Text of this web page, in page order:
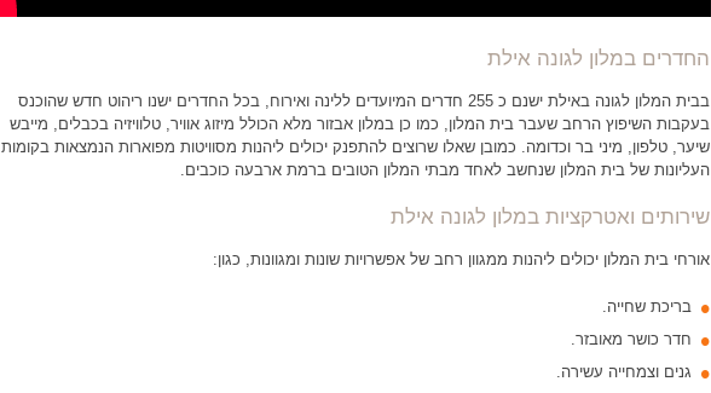
החדרים במלון לגונה אילת
בבית המלון לגונה באילת ישנם כ 255 חדרים המיועדים ללינה ואירוח, בכל החדרים ישנו ריהוט חדש שהוכנס
בעקבות השיפוץ הרחב שעבר בית המלון, כמו כן במלון אבזור מלא הכולל מיזוג אוויר, טלוויזיה בכבלים, מייבש
שיער, טלפון, מיני בר וכדומה. כמובן שאלו שרוצים להתפנק יכולים ליהנות מסוויטות מפוארות הנמצאות בקומות
העליונות של בית המלון שנחשב לאחד מבתי המלון הטובים ברמת ארבעה כוכבים.
שירותים ואטרקציות במלון לגונה אילת
אורחי בית המלון יכולים ליהנות ממגוון רחב של אפשרויות שונות ומגוונות, כגון:
בריכת שחייה.
חדר כושר מאובזר.
גנים וצמחייה עשירה.